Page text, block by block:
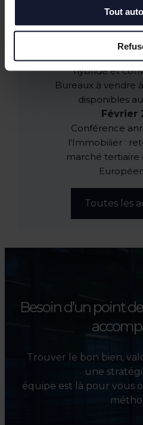
Tout
Empreintes
un lieu
Mai
hybride et
Bureaux à vendre
disponibles
Février
Conférence
l’Immobilier :
marché tertiaire
Toutes les
Besoin d’un point
Trouver le bon bien,
une
équipe est là pour vous